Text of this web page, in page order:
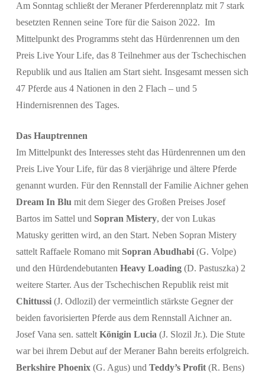
Am Sonntag schließt der Meraner Pferderennplatz mit 7 stark
besetzten Rennen seine Tore für die Saison 2022. Im
Mittelpunkt des Programms steht das Hürdenrennen um den
Preis Live Your Life, das 8 Teilnehmer aus der Tschechischen
Republik und aus Italien am Start sieht. Insgesamt messen sich
47 Pferde aus 4 Nationen in den 2 Flach – und 5
Hindernisrennen des Tages.
Das Hauptrennen
Im Mittelpunkt des Interesses steht das Hürdenrennen um den
Preis Live Your Life, für das 8 vierjährige und ältere Pferde
genannt wurden. Für den Rennstall der Familie Aichner gehen
Dream In Blu mit dem Sieger des Großen Preises Josef
Bartos im Sattel und Sopran Mistery, der von Lukas
Matusky geritten wird, an den Start. Neben Sopran Mistery
sattelt Raffaele Romano mit Sopran Abudhabi(G. Volpe)
und den Hürdendebutanten Heavy Loading(D. Pastuszka) 2
weitere Starter. Aus der Tschechischen Republik reist mit
Chittussi(J. Odlozil) der vermeintlich stärkste Gegner der
beiden favorisierten Pferde aus dem Rennstall Aichner an.
Josef Vana sen. sattelt Königin Lucia (J. Slozil Jr.). Die Stute
war bei ihrem Debut auf der Meraner Bahn bereits erfolgreich.
Berkshire Phoenix(G. Agus) und Teddy’s Profit(R. Bens)